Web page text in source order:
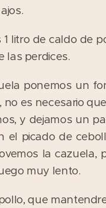
1 litro de caldo de
las perdices.
ponemos un
no es necesario
y dejamos un
el picado de
la
muy lento.
que